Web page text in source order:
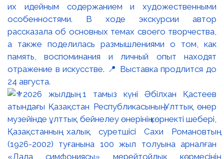
их идейным содержанием и художественными
особенностями. В ходе экскурсии автор
рассказала об основных темах своего творчества,
а также поделилась размышлениями о том, как
память, воспоминания и личный опыт находят
отражение в искусстве. 📍 Выставка продлится до
24 августа.